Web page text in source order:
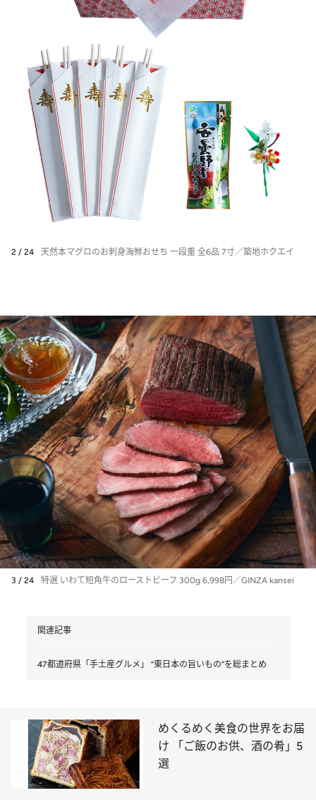
2 / 24 天然本マグロのお刺身海鮮おせち 一段重 全6品 7寸／築地ホクエイ
3 / 24 特選 いわて短角牛のローストビーフ 300g 6,998円／GINZA kansei
関連記事
47都道府県「手土産グルメ」 “東日本の旨いもの”を総まとめ
めくるめく美食の世界をお届
け 「ご飯のお供、酒の肴」5
選